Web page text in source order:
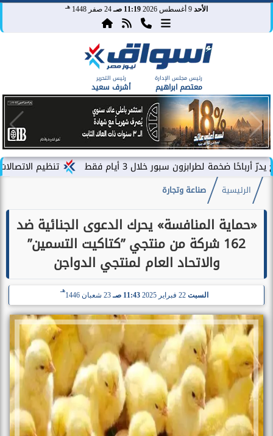
الأحد 11:19 صـ 24 صفر 1448 هـ
رئيس مجلس الإدارة
معتصم ابراهيم
رئيس التحرير
أشرف سعيد
تنظيم الاتصالات يصدر سبور خلال 3 أيام فقط
الرئيسية صناعة وتجارة
«حماية المنافسة» يحرك الدعوى الجنائية ضد
162 شركة من منتجي ”كتاكيت التسمين”
والاتحاد العام لمنتجي الدواجن
السبت 22 فبراير 2025 11:43 صـ 23 شعبان 1446
هـ